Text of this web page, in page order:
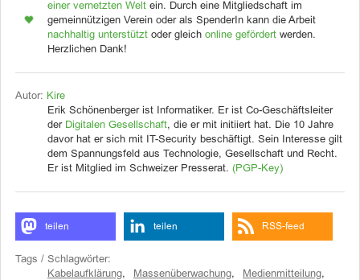
einer vernetzten Welt ein. Durch eine Mitgliedschaft im
gemeinnützigen Verein oder als SpenderIn kann die Arbeit
nachhaltig unterstützt oder gleich online gefördert werden.
Herzlichen Dank!
Autor: Kire
Erik Schönenberger ist Informatiker. Er ist Co-Geschäftsleiter
der Digitalen Gesellschaft, die er mit initiiert hat. Die 10 Jahre
davor hat er sich mit IT-Security beschäftigt. Sein Interesse gilt
dem Spannungsfeld aus Technologie, Gesellschaft und Recht.
Er ist Mitglied im Schweizer Presserat. (PGP-Key)
teilen teilen RSS-feed
Tags / Schlagwörter:
Kabelaufklärung, Massenüberwachung, Medienmitteilung,